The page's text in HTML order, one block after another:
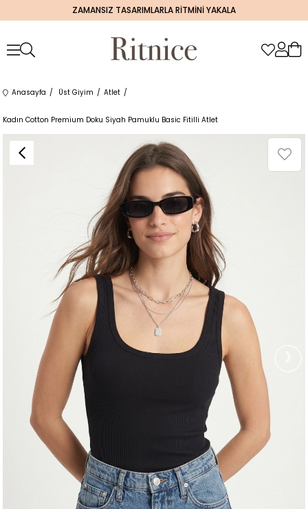
ZAMANSIZ TASARIMLARLA RİTMİNİ YAKALA
Anasayfa Üst Giyim Atlet
Kadın Cotton Premium Doku Siyah Pamuklu Basic Fitilli Atlet